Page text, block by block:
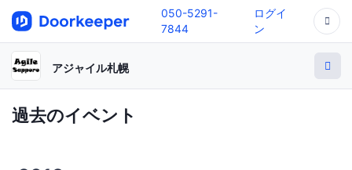
050-5291-
7844
ログイ
ン
アジャイル札幌
過去のイベント